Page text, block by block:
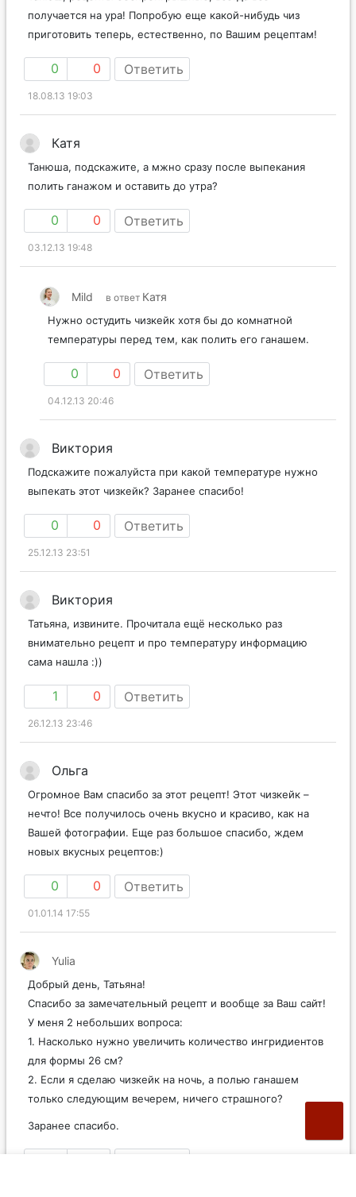
получается на ура! Попробую еще какой-нибудь чиз
приготовить теперь, естественно, по Вашим рецептам!
0 0 Ответить
18.08.13 19:03
Катя
Танюша, подскажите, а мжно сразу после выпекания
полить ганажом и оставить до утра?
0 0 Ответить
03.12.13 19:48
Mild в ответ Катя
Нужно остудить чизкейк хотя бы до комнатной
температуры перед тем, как полить его ганашем.
0 0 Ответить
04.12.13 20:46
Виктория
Подскажите пожалуйста при какой температуре нужно
выпекать этот чизкейк? Заранее спасибо!
0 0 Ответить
25.12.13 23:51
Виктория
Татьяна, извините. Прочитала ещё несколько раз
внимательно рецепт и про температуру информацию
сама нашла :))
1 0 Ответить
26.12.13 23:46
Ольга
Огромное Вам спасибо за этот рецепт! Этот чизкейк –
нечто! Все получилось очень вкусно и красиво, как на
Вашей фотографии. Еще раз большое спасибо, ждем
новых вкусных рецептов:)
0 0 Ответить
01.01.14 17:55
Yulia
Добрый день, Татьяна!
Спасибо за замечательный рецепт и вообще за Ваш сайт!
У меня 2 небольших вопроса:
1. Насколько нужно увеличить количество ингридиентов
для формы 26 см?
2. Если я сделаю чизкейк на ночь, а полью ганашем
только следующим вечерем, ничего страшного?
Заранее спасибо.